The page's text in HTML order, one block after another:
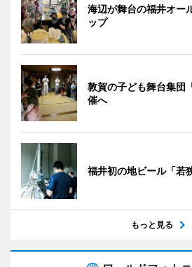
海辺が舞台の福井オー
ップ
敦賀の子ども舞台集団
催へ
福井初の地ビール「若
もっと見る